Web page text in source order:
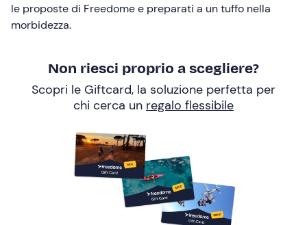
le proposte di Freedome e preparati a un tuffo nella
morbidezza.
Non riesci proprio a scegliere?
Scopri le Giftcard, la soluzione perfetta per
chi cerca un regalo flessibile